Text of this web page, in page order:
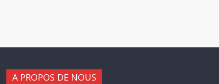
A PROPOS DE NOUS